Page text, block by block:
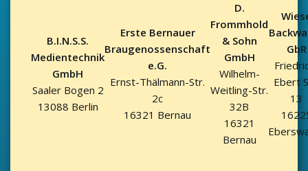
B.I.N.S.S.
Medientechnik
GmbH
Saaler Bogen 2
13088 Berlin
Erste Bernauer
Braugenossenschaft
e.G.
Ernst-Thälmann-Str.
2c
16321 Bernau
D.
Frommhold
& Sohn
GmbH
Wilhelm-
Weitling-Str.
32B
16321
Bernau
GbR
Ebert
13